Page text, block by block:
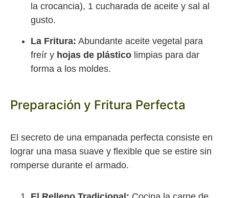
la crocancia), 1 cucharada de aceite y sal al
gusto.
La Fritura: Abundante aceite vegetal para
freír y hojas de plástico limpias para dar
forma a los moldes.
Preparación y Fritura Perfecta
El secreto de una empanada perfecta consiste en
lograr una masa suave y flexible que se estire sin
romperse durante el armado.